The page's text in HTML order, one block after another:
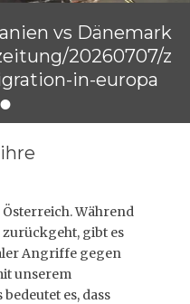
•
vs Dänemark
20260707/z
in-europa
Während
gibt es
Angriffe gegen
unserem
es, dass